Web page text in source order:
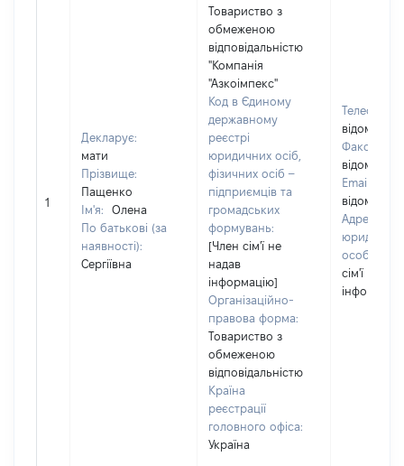
1
Декларує:
мати
Прізвище:
Пащенко
Ім'я:
Олена
По батькові (за
наявності):
Сергіївна
Товариство з
обмеженою
відповідальністю
"Компанія
"Азкоімпекс"
Код в Єдиному
державному
реєстрі
юридичних осіб,
фізичних осіб –
підприємців та
громадських
формувань:
[Член сім'ї не
надав
інформацію]
Організаційно-
правова форма:
Товариство з
обмеженою
відповідальністю
Країна
реєстрації
головного офіса:
Україна
Телефон:
відомо]
Факс:
відомо]
Email:
відомо]
Адреса
юридичної
особи:
сім'ї не